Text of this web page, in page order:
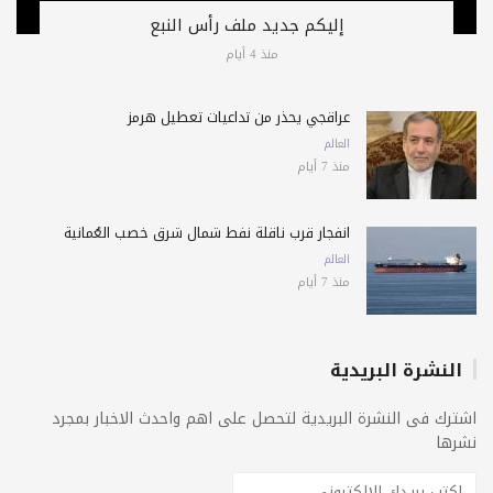
إليكم جديد ملف رأس النبع
منذ 4 أيام
عراقجي يحذّر من تداعيات تعطيل هرمز
العالم
منذ 7 أيام
انفجار قرب ناقلة نفط شمال شرق خصب العُمانية
العالم
منذ 7 أيام
النشرة البريدية
اشترك فى النشرة البريدية لتحصل على اهم واحدث الاخبار بمجرد
نشرها